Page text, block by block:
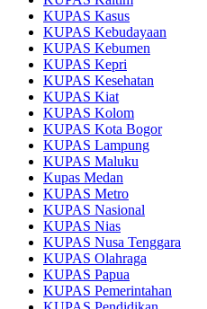
KUPAS Kasus
KUPAS Kebudayaan
KUPAS Kebumen
KUPAS Kepri
KUPAS Kesehatan
KUPAS Kiat
KUPAS Kolom
KUPAS Kota Bogor
KUPAS Lampung
KUPAS Maluku
Kupas Medan
KUPAS Metro
KUPAS Nasional
KUPAS Nias
KUPAS Nusa Tenggara
KUPAS Olahraga
KUPAS Papua
KUPAS Pemerintahan